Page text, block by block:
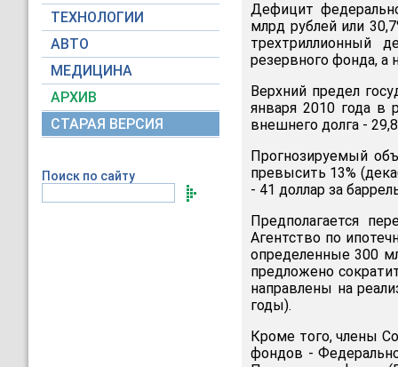
ТЕХНОЛОГИИ
АВТО
МЕДИЦИНА
АРХИВ
СТАРАЯ ВЕРСИЯ
Поиск по сайту
Дефицит
млрд рублей или
трехтриллионный
резервного фонда, а
Верхний предел
января 2010 года в
внешнего долга -
Прогнозируемый
превысить 13%
- 41 доллар за
Предполагается
Агентство по
определенные 300
предложено
направлены на
годы).
Кроме того, члены
фондов -